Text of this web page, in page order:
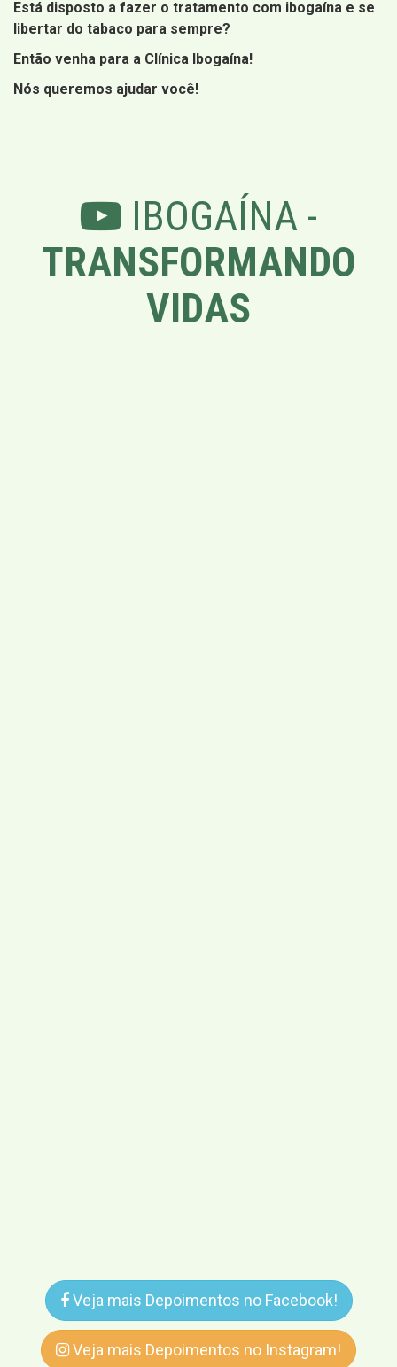
Está disposto a fazer o tratamento com ibogaína e se
libertar do tabaco para sempre?
Então venha para a Clínica Ibogaína!
Nós queremos ajudar você!
IBOGAÍNA -
TRANSFORMANDO
VIDAS
Veja mais Depoimentos no Facebook!
Veja mais Depoimentos no Instagram!